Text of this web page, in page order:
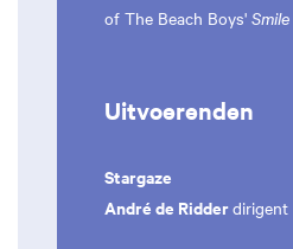
of The Beach Boys' Smile
Uitvoerenden
Stargaze
André de Ridderdirigent